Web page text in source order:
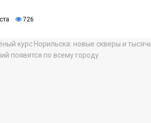
726